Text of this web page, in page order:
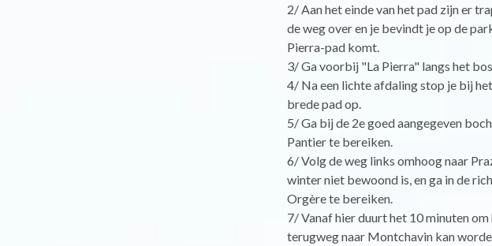
2/ Aan het einde van het pad zijn er
de weg over en je bevindt je op de
Pierra-pad komt.
3/ Ga voorbij "La Pierra" langs het
4/ Na een lichte afdaling stop je bij
brede pad op.
5/ Ga bij de 2e goed aangegeven
Pantier te bereiken.
6/ Volg de weg links omhoog naar
winter niet bewoond is, en ga in de
Orgère te bereiken.
7/ Vanaf hier duurt het 10 minuten
terugweg naar Montchavin kan